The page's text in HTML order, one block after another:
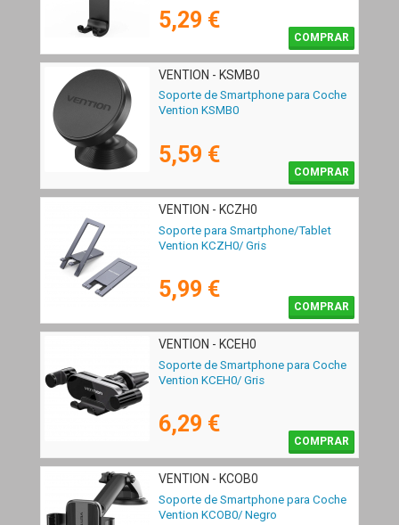
5,29 €
COMPRAR
VENTION - KSMB0
Soporte de Smartphone para Coche
Vention KSMB0
5,59 €
COMPRAR
VENTION - KCZH0
Soporte para Smartphone/Tablet
Vention KCZH0/ Gris
5,99 €
COMPRAR
VENTION - KCEH0
Soporte de Smartphone para Coche
Vention KCEH0/ Gris
6,29 €
COMPRAR
VENTION - KCOB0
Soporte de Smartphone para Coche
Vention KCOB0/ Negro